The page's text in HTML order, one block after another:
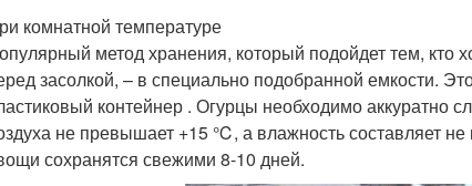
комнатной температуре
метод хранения, который подойдет тем, кто
засолкой, – в специально подобранной емкости.
контейнер . Огурцы необходимо аккуратно
не превышает +15 ℃, а влажность составляет
сохранятся свежими 8-10 дней.